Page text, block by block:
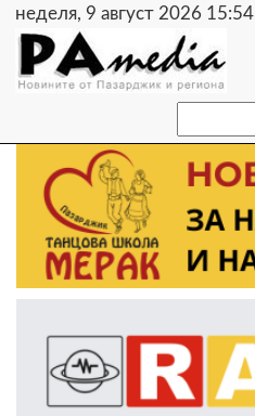
неделя, 9 август 2026 15:54